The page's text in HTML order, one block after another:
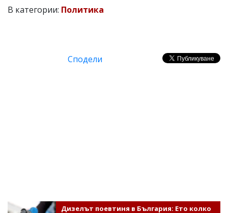
В категории: Политика
Сподели
Дизелът поевтиня в България: Ето колко